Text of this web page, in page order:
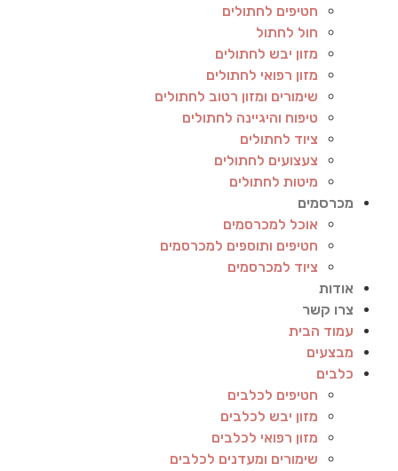
חטיפים לחתולים
חול לחתול
מזון יבש לחתולים
מזון רפואי לחתולים
שימורים ומזון רטוב לחתולים
טיפוח והיגיינה לחתולים
ציוד לחתולים
צעצועים לחתולים
מיטות לחתולים
מכרסמים
אוכל למכרסמים
חטיפים ותוספים למכרסמים
ציוד למכרסמים
אודות
צרו קשר
עמוד הבית
מבצעים
כלבים
חטיפים לכלבים
מזון יבש לכלבים
מזון רפואי לכלבים
שימורים ומעדנים לכלבים